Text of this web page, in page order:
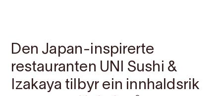
Den Japan-inspirerte
restauranten UNI Sushi &
Izakaya tilbyr ein innhaldsrik